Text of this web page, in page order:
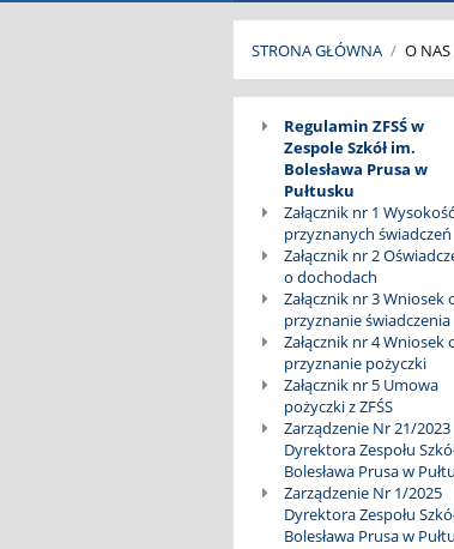
STRONA GŁÓWNA / O NAS
ZFŚSRegulamin ZFSŚ w
Zespole Szkół im.
Bolesława Prusa w
Pułtusku
Załącznik nr 1 Wysokość
przyznanych świadczeń
Załącznik nr 2
o dochodach
Załącznik nr 3 Wniosek
przyznanie świadczenia
Załącznik nr 4 Wniosek
przyznanie pożyczki
Załącznik nr 5 Umowa
pożyczki z ZFŚS
Zarządzenie Nr 21/2023
Dyrektora Zespołu
Bolesława Prusa w
Zarządzenie Nr 1/2025
Dyrektora Zespołu
Bolesława Prusa w